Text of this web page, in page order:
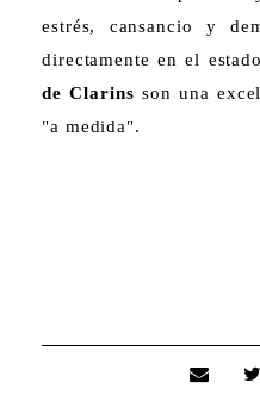
estrés, cansancio y
directamente en el
de Clarins son una
"a medida".